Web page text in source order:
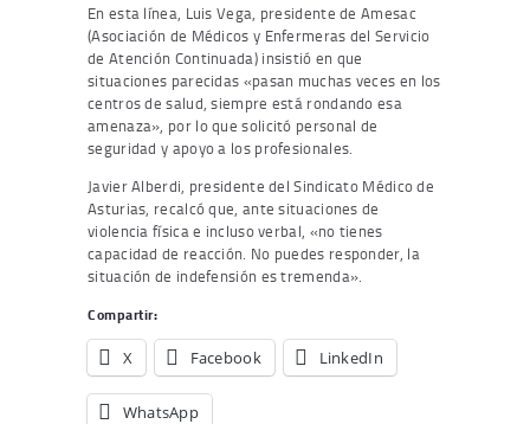
En esta línea, Luis Vega, presidente de Amesac
(Asociación de Médicos y Enfermeras del Servicio
de Atención Continuada) insistió en que
situaciones parecidas «pasan muchas veces en los
centros de salud, siempre está rondando esa
amenaza», por lo que solicitó personal de
seguridad y apoyo a los profesionales.
Javier Alberdi, presidente del Sindicato Médico de
Asturias, recalcó que, ante situaciones de
violencia física e incluso verbal, «no tienes
capacidad de reacción. No puedes responder, la
situación de indefensión es tremenda».
Compartir:
X Facebook LinkedIn
WhatsApp